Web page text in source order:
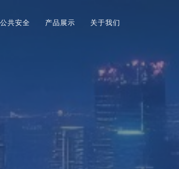
公共安全 产品展示 关于我们